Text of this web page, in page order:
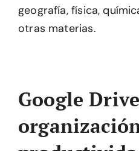
geografía, física,
otras materias.
Google